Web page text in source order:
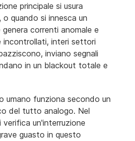
principale si usura
quando si innesca un
correnti anomale e
incontrollati, interi settori
inviano segnali
in un blackout totale e
umano funziona secondo un
del tutto analogo. Nel
un'interruzione
guasto in questo